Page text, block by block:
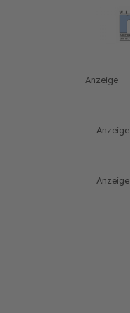
Anzeige
Anzeige
Anzeige